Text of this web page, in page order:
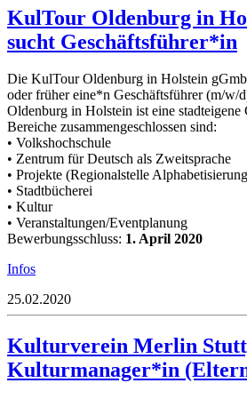
KulTour Oldenburg in
sucht Geschäftsführer*in
Die KulTour Oldenburg in Holstein
oder früher eine*n Geschäftsführer (m/
Oldenburg in Holstein ist eine
Bereiche zusammengeschlossen sind:
• Volkshochschule
• Zentrum für Deutsch als Zweitsprache
• Projekte (Regionalstelle
• Stadtbücherei
• Kultur
• Veranstaltungen/Eventplanung
Bewerbungsschluss: 1. April 2020
Infos
25.02.2020
Kulturverein Merlin
Kulturmanager*in